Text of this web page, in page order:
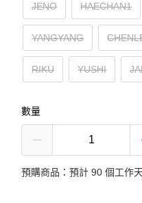
JENO HAECHAN1
YANGYANG
RIKU YUSHI
數量
預購商品：預計 90 個工作